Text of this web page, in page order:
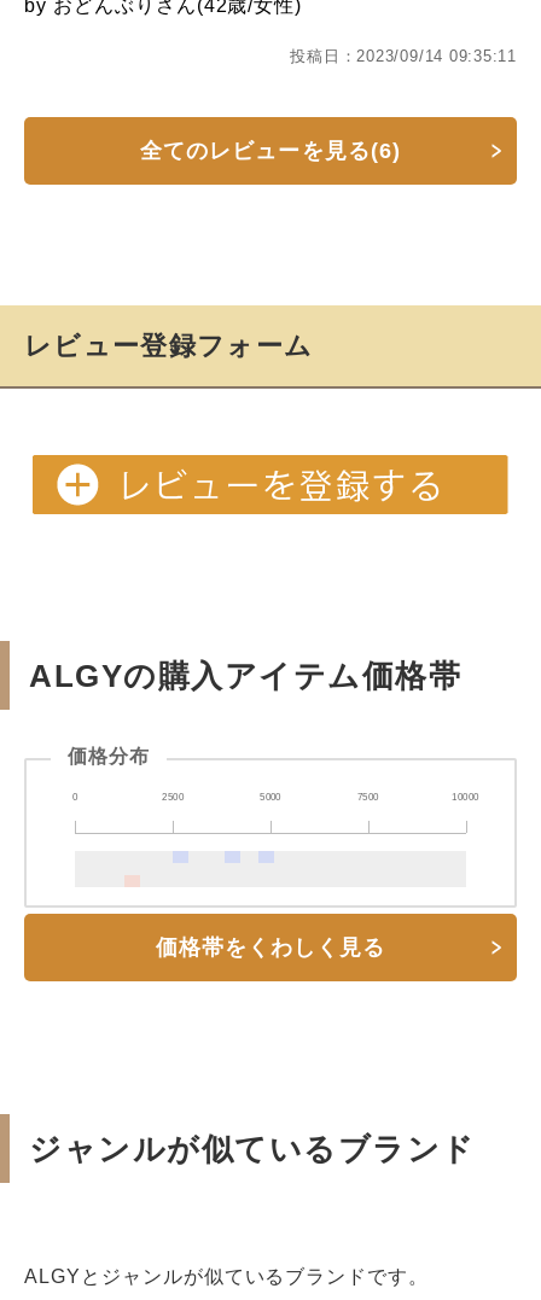
by おどんぶりさん(42歳/女性)
投稿日：2023/09/14 09:35:11
全てのレビューを見る(6)
レビュー登録フォーム
ALGYの購入アイテム価格帯
価格分布
0 2500 5000 7500 10000
価格帯をくわしく見る
ジャンルが似ているブランド
ALGYとジャンルが似ているブランドです。